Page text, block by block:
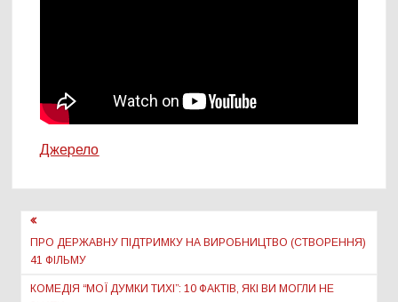
Джерело
Навігація
записів
ПРО ДЕРЖАВНУ ПІДТРИМКУ НА ВИРОБНИЦТВО (СТВОРЕННЯ)
41 ФІЛЬМУ
КОМЕДІЯ “МОЇ ДУМКИ ТИХІ”: 10 ФАКТІВ, ЯКІ ВИ МОГЛИ НЕ